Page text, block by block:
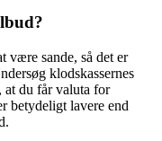
være sande, så det er
klodskassernes
at du får valuta for
betydeligt lavere end